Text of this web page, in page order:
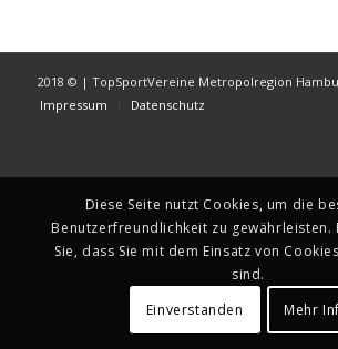
2018 © | TopSportVereine Metropolregion
Impressum
Datenschutz
Diese Seite nutzt Cookies, um die
Benutzerfreundlichkeit zu gewährleisten.
Sie, dass Sie mit dem Einsatz von
sind.
Einverstanden
Mehr